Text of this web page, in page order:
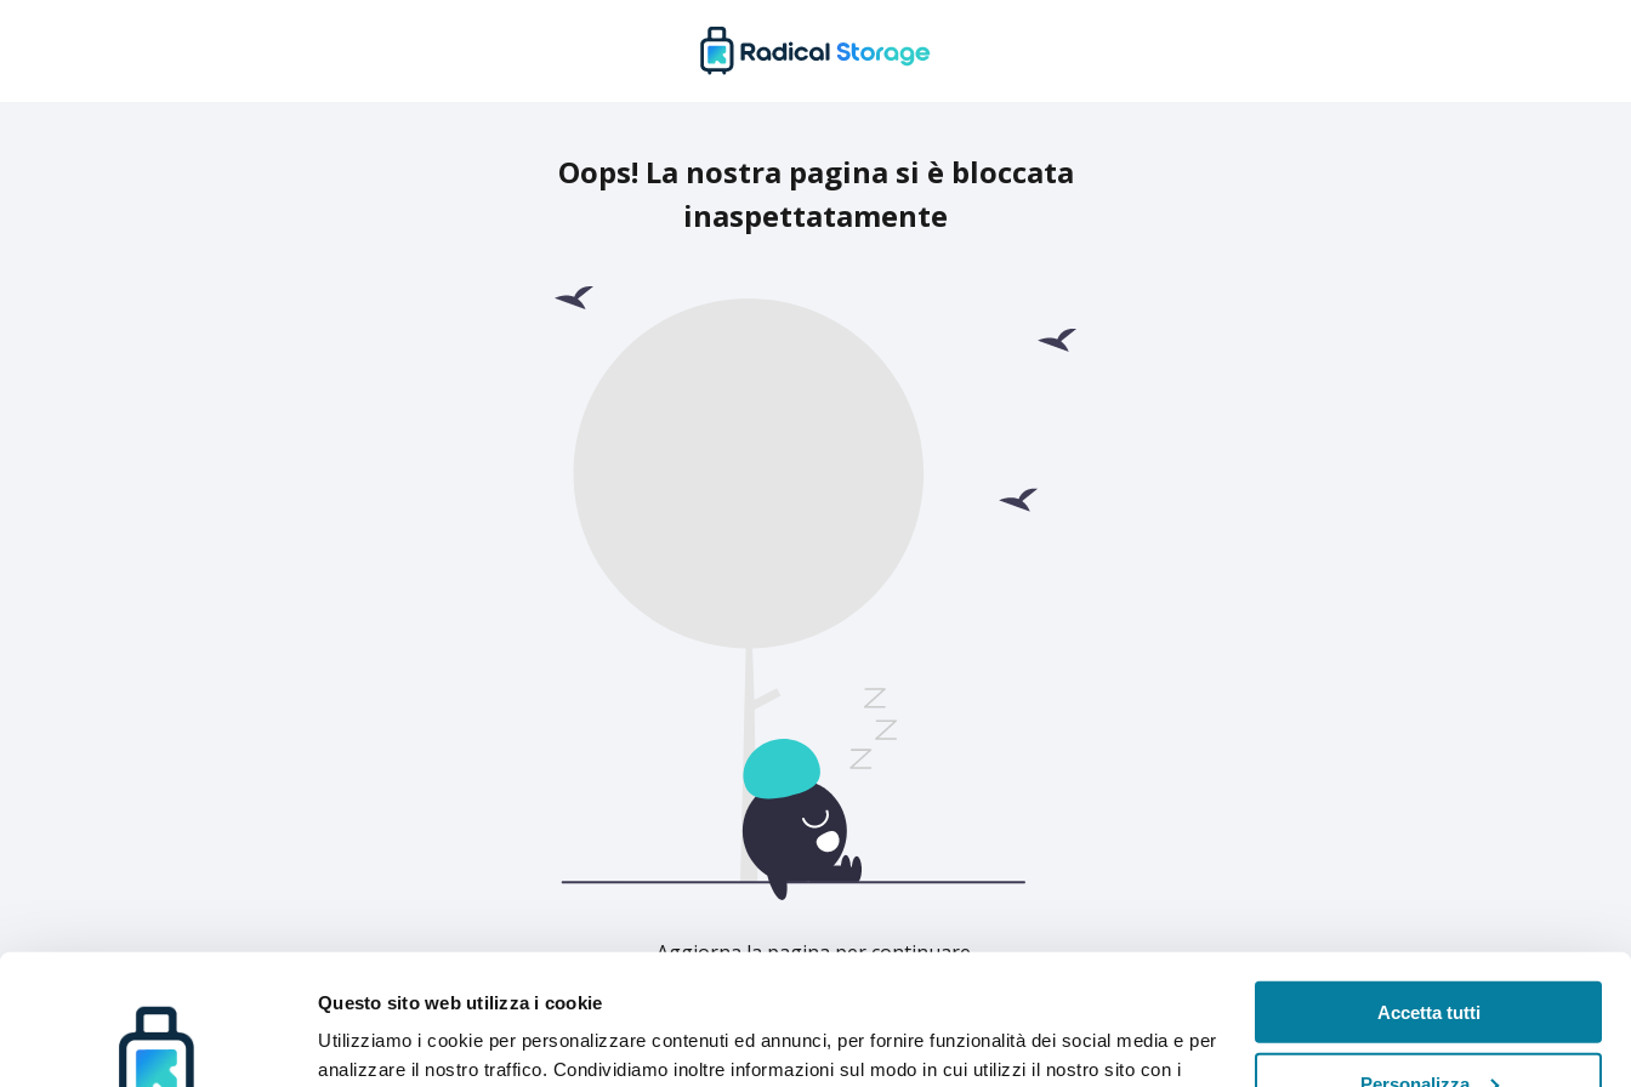
Questo sito web utilizza i cookie
Utilizziamo i cookie per personalizzare contenuti ed annunci, per fornire funzionalità dei social media e per
analizzare il nostro traffico. Condividiamo inoltre informazioni sul modo in cui utilizzi il nostro sito con i
Accetta tutti
Oops! La nostra pagina si è bloccata
inaspettatamente
Aggiorna la pagina per continuare.
Aggiorna